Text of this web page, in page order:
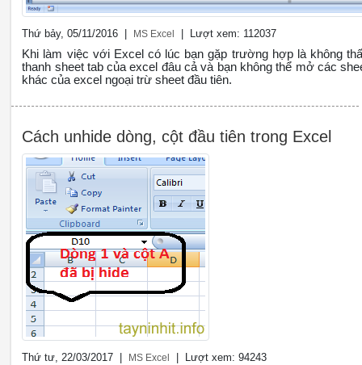
Thứ bảy, 05/11/2016 | MS Excel | Lượt xem: 112037
Khi làm việc với Excel có lúc bạn gặp trường hợp là không
thanh sheet tab của excel đâu cả và bạn không thể mở các
khác của excel ngoại trừ sheet đầu tiên.
Cách unhide dòng, cột đầu tiên trong Excel
Thứ tư, 22/03/2017 | MS Excel | Lượt xem: 94243